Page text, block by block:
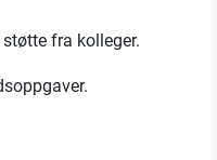
fra kolleger.